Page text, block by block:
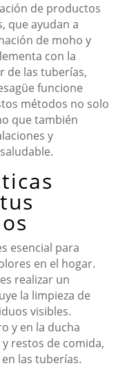
de productos
que ayudan a
de moho y
con la
de las tuberías,
funcione
métodos no solo
que también
y
esencial para
en el hogar.
realizar un
la limpieza de
visibles.
y en la ducha
restos de comida,
las tuberías.